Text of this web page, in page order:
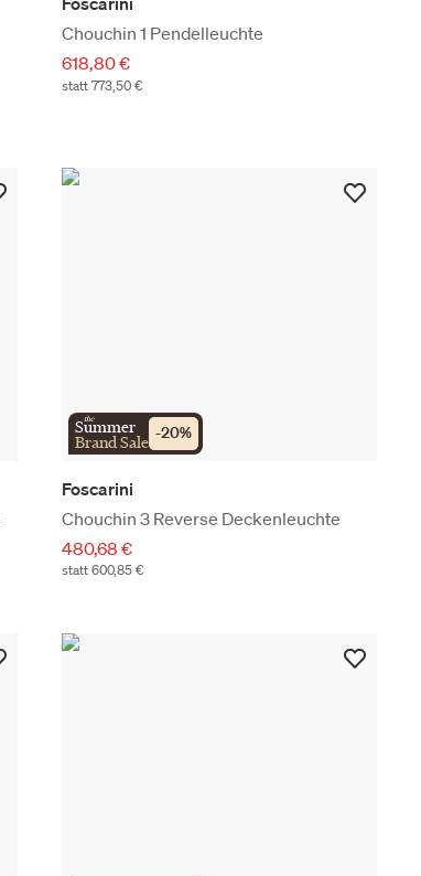
Chouchin 1 Pendelleuchte
618,80 €
statt 773,50 €
the
Summer
Brand Sale -20%
Foscarini
Chouchin 3 Reverse Deckenleuchte
480,68 €
statt 600,85 €